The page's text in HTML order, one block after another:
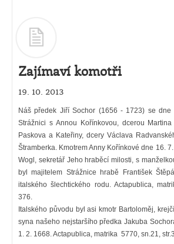
Zajímaví komotři
19. 10. 2013
Náš předek Jiří Sochor (1656 - 1723) se
Strážnici s Annou Kořínkovou, dcerou
Paskova a Kateřiny, dcery Václava
Štramberka. Kmotrem Anny Kořínkové dne 16.
Wogl, sekretář Jeho hraběcí milosti, s
byl majitelem Strážnice hrabě František
italského šlechtického rodu. Actapublica,
376.
Italského původu byl asi kmotr Bartoloměj,
syna našeho nejstaršího předka Jakuba
1. 2. 1668. Actapublica, matrika 5770, sn.21,